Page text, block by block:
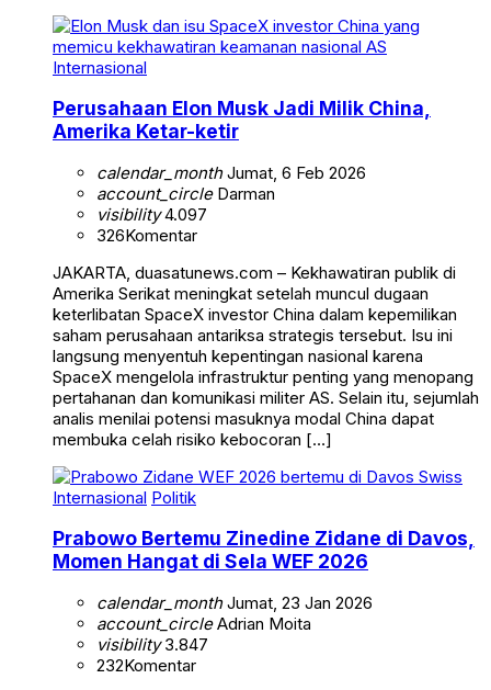
Internasional
Perusahaan Elon Musk Jadi Milik China,
Amerika Ketar-ketir
calendar_monthJumat, 6 Feb 2026
account_circleDarman
visibility4.097
326Komentar
JAKARTA, duasatunews.com – Kekhawatiran publik di
Amerika Serikat meningkat setelah muncul dugaan
keterlibatan SpaceX investor China dalam kepemilikan
saham perusahaan antariksa strategis tersebut. Isu ini
langsung menyentuh kepentingan nasional karena
SpaceX mengelola infrastruktur penting yang menopang
pertahanan dan komunikasi militer AS. Selain itu, sejumlah
analis menilai potensi masuknya modal China dapat
membuka celah risiko kebocoran […]
Internasional Politik
Prabowo Bertemu Zinedine Zidane di Davos,
Momen Hangat di Sela WEF 2026
calendar_monthJumat, 23 Jan 2026
account_circleAdrian Moita
visibility3.847
232Komentar